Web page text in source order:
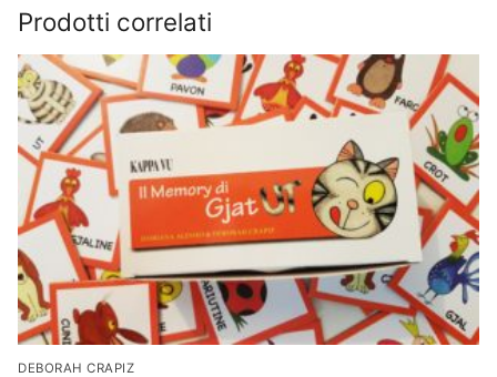
Prodotti correlati
DEBORAH CRAPIZ